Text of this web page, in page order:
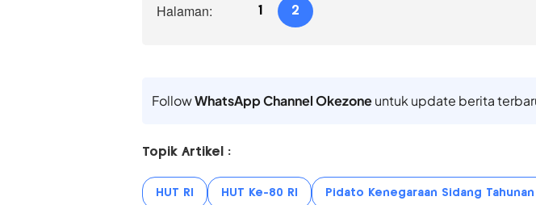
Halaman: 1 2
FollowWhatsApp Channel Okezoneuntuk update berita
Topik Artikel :
HUT RI HUT Ke-80 RI Pidato Kenegaraan Sidang Tahunan